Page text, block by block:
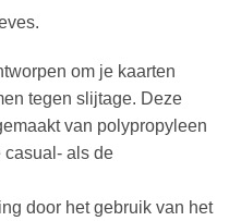
om je kaarten
tegen slijtage. Deze
van polypropyleen
casual- als de
door het gebruik van het